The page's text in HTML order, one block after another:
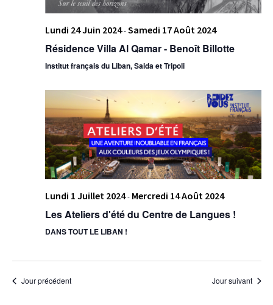
Lundi 24 Juin 2024-Samedi 17 Août 2024
Résidence Villa Al Qamar - Benoît Billotte
Institut français du Liban, Saida et Tripoli
Lundi 1 Juillet 2024- Mercredi 14 Août 2024
Les Ateliers d'été du Centre de Langues !
DANS TOUT LE LIBAN !
Jour précédent Jour suivant